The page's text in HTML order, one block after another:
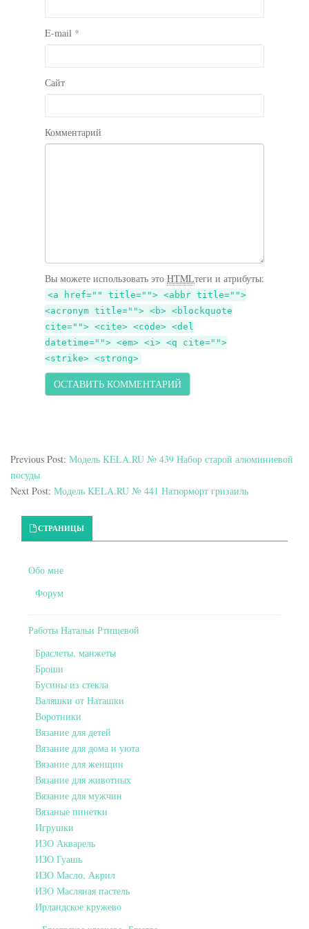
E-mail *
Сайт
Комментарий
Вы можете использовать это HTMLтеги и атрибуты:
<a href="" title=""> <abbr title="">
<acronym title=""> <b> <blockquote
cite=""> <cite> <code> <del
datetime=""> <em> <i> <q cite="">
<strike> <strong>
Previous Post: Модель KELA.RU № 439 Набор старой алюминиевой
посуды
Next Post: Модель KELA.RU № 441 Натюрморт гризаиль
Primary Sidebar
СТРАНИЦЫ
Обо мне
Форум
Работы Натальи Ртищевой
Браслеты, манжеты
Броши
Бусины из стекла
Валяшки от Наташки
Воротники
Вязание для детей
Вязание для дома и уюта
Вязание для женщин
Вязание для животных
Вязание для мужчин
Вязаные пинетки
Игрушки
ИЗО Акварель
ИЗО Гуашь
ИЗО Масло, Акрил
ИЗО Масляная пастель
Ирландское кружево